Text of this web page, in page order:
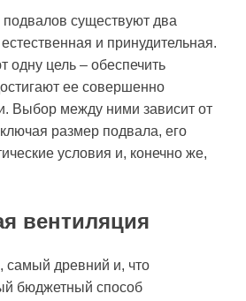
существуют два
и принудительная.
одну цель – обеспечить
ее совершенно
Выбор между ними зависит от
размер подвала, его
условия и, конечно же,
вентиляция
самый древний и, что
бюджетный способ